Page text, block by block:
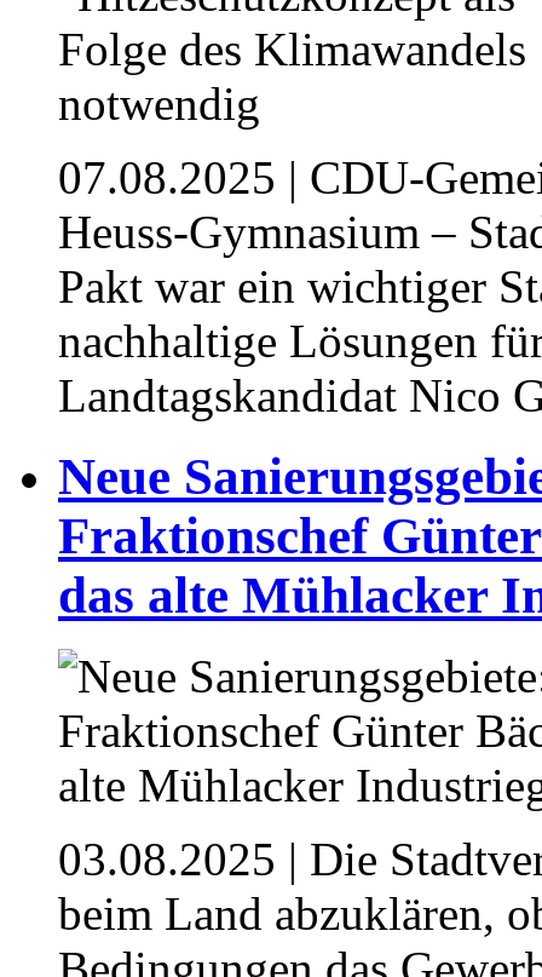
07.08.2025 | CDU-
Heuss-Gymnasium –
Pakt war ein wichtiger
nachhaltige Lösungen
Landtagskandidat Nico
⁥Neue
Fraktionschef
das alte Mühlacker
03.08.2025 | Die
beim Land abzuklären,